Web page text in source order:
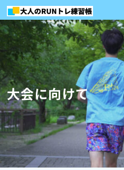
大会に向けて